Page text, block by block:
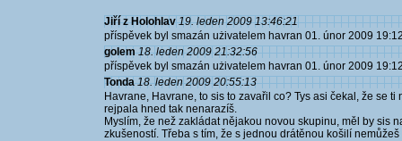
Jiří z Holohlav 19. leden 2009 13:46:21
příspěvek byl smazán użivatelem havran 01. únor 2009
golem 18. leden 2009 21:32:56
příspěvek byl smazán użivatelem havran 01. únor 2009
Tonda 18. leden 2009 20:55:13
Havrane, Havrane, to sis to zavařil co? Tys asi čekal, že se
rejpala hned tak nenarazíš.
Myslím, že než zakládat nějakou novou skupinu, měl by sis
zkušeností. Třeba s tím, že s jednou drátěnou košilí